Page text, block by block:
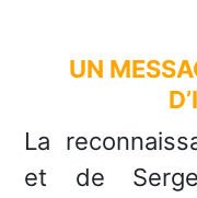
UN
La
et de